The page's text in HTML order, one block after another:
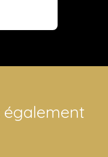
également